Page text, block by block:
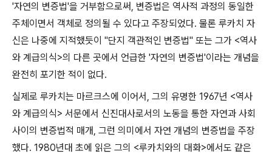
'자연의 변증법'을 거부함으로써, 변증법은 역사적 과정의 동일한
주체이면서 객체로 정의될 수 있다고 주장되었다. 물론 루카치 자
신은 나중에 지적했듯이 "단지 객관적인 변증법" 또는 그가 <역사
와 계급의식>의 다른 곳에서 언급한 '자연의 변증법'이라는 개념을
완전히 포기한 적이 없다.
실제로 루카치는 마르크스에 이어서, 그의 유명한 1967년 <역사
와 계급의식> 서문에서 신진대사로서의 노동을 통한 자연과 사회
사이의 변증법적 매개, 그런 의미에서 자연 개념의 변증법을 주장
했다. 1980년대 초에 읽은 그의 <루카치와의 대화>에서도 같은